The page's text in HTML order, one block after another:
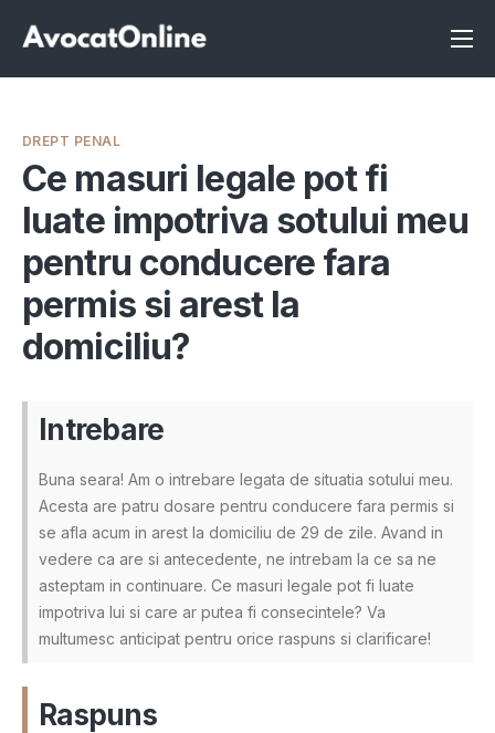
Înscrie-te ca avocat
Servicii
Despre noi
Programeaza consultanta
Intrebari
DREPT PENAL
Ce masuri legale pot fi
luate impotriva sotului meu
pentru conducere fara
permis si arest la
domiciliu?
Intrebare
Buna seara! Am o intrebare legata de situatia sotului meu.
Acesta are patru dosare pentru conducere fara permis si
se afla acum in arest la domiciliu de 29 de zile. Avand in
vedere ca are si antecedente, ne intrebam la ce sa ne
asteptam in continuare. Ce masuri legale pot fi luate
impotriva lui si care ar putea fi consecintele? Va
multumesc anticipat pentru orice raspuns si clarificare!
Raspuns